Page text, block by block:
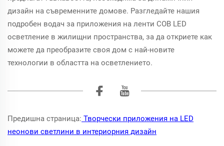
дизайн на съвременните домове. Разгледайте нашия
подробен водач за приложения на ленти COB LED
осветление в жилищни пространства, за да откриете как
можете да преобразите своя дом с най-новите
технологии в областта на осветлението.
Предишна страница: Творчески приложения на LED
неонови светлини в интериорния дизайн